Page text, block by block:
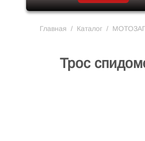
Главная / Каталог /
Трос